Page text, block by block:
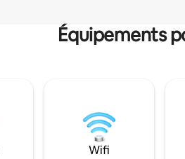
Équipements
Wifi